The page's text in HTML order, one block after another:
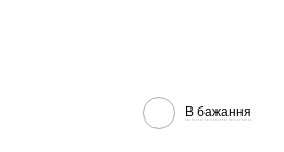
В бажання